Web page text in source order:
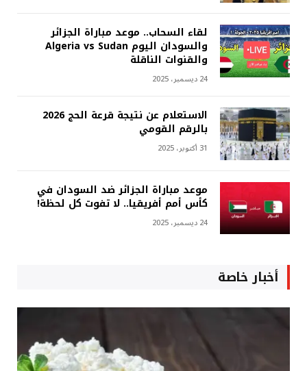
لقاء السحاب.. موعد مباراة الجزائر
والسودان اليوم Algeria vs Sudan
والقنوات الناقلة
24 ديسمبر، 2025
الاستعلام عن نتيجة قرعة الحج 2026
بالرقم القومي
31 أكتوبر، 2025
موعد مباراة الجزائر ضد السودان في
كأس أمم أفريقيا.. لا تفوت كل لحظة!
24 ديسمبر، 2025
أخبار خاصة